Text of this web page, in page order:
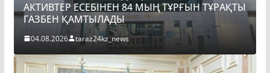
ПРЕЗИДЕНТ «БӘЙТЕРЕК» ХОЛДИНГІНІҢ
БАСШЫСЫН ҚАБЫЛДАДЫ
06.08.2026 taraz24kz_news